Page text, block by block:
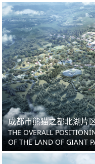
成都市熊猫之都北湖片
THE OVERALL
OF THE LAND OF GIANT